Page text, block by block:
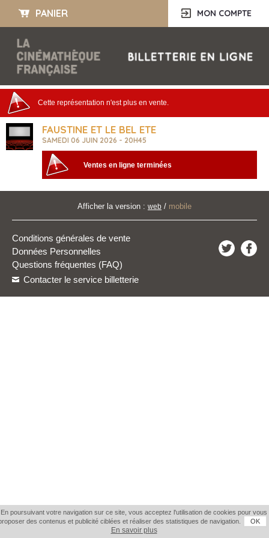
PANIER MON COMPTE
Cette représentation n'est plus en vente.
FAUSTINE ET LE BEL ETE
SAMEDI 06 JUIN 2026 - 20H45
Ventes en ligne terminées
Afficher la version : web / mobile
Questions fréquentes (FAQ)
Conditions générales de vente
Données Personnelles
Contacter le service billetterie
En poursuivant votre navigation sur ce site, vous acceptez l'utilisation de cookies pour vous
des contenus et publicité ciblées et réaliser des statistiques de navigation.
OK
En savoir plus